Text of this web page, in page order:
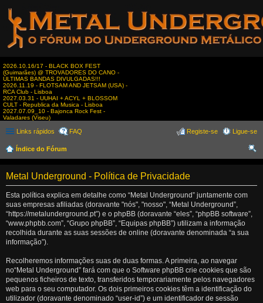
2026.10.16/17 - BLACK BOX FEST
(Guimarães) @ TROVADORES DO CANO -
ÚLTIMAS BANDAS DIVULGADAS!!!
2026.11.19 - FLOTSAM AND JETSAM (USA) -
RCA Club - Lisboa
2027.03.31 - UUHAI + ACYL + BLOSSOM
CULT - Republica da Musica - Lisboa
2027.07.09_10 - Bajonca Rock Fest -
Valadares (Viseu)
Links rápidos FAQ Ligue-se
Registe-se
Índice do Fórum
Metal Underground - Política de Privacidade
Esta política explica em detalhe como “Metal Underground” juntamente com
suas empresas afiliadas (doravante "nós", "nosso", “Metal Underground”,
“https://metalunderground.pt”) e o phpBB (doravante “eles”, “phpBB software”,
“www.phpbb.com”, “Grupo phpBB”, “Equipas phpBB”) utilizam a informação
recolhida durante as suas sessões de online (doravante denominada “a sua
informação”).
Recolheremos informações suas de duas formas. A primeira, ao navegar
no“Metal Underground” fará com que o Software phpBB crie cookies que são
pequenos ficheiros de texto, transferidos temporariamente pelos navegadores
web para o seu computador. Os dois primeiros cookies têm a identificação do
utilizador (doravante denominado “user-id”) e um identificador de sessão